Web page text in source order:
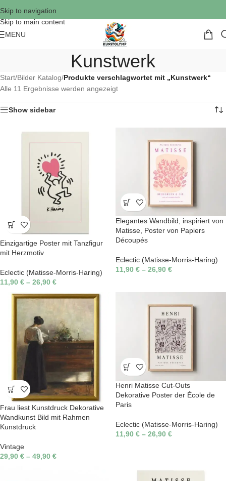
Skip to navigation
Skip to main content
MENU
Kunstwerk
Start/Bilder Katalog/Produkte verschlagwortet mit „Kunstwerk“
Alle 11 Ergebnisse werden angezeigt
Show sidebar
Einzigartige Poster mit Tanzfigur
mit Herzmotiv
Eclectic (Matisse-Morris-Haring)
11,90 € – 26,90 €
Elegantes Wandbild, inspiriert von
Matisse, Poster von Papiers
Découpés
Eclectic (Matisse-Morris-Haring)
11,90 € – 26,90 €
Frau liest Kunstdruck Dekorative
Wandkunst Bild mit Rahmen
Kunstdruck
Vintage
29,90 € – 49,90 €
Henri Matisse Cut-Outs
Dekorative Poster der École de
Paris
Eclectic (Matisse-Morris-Haring)
11,90 € – 26,90 €